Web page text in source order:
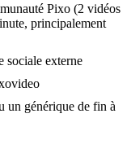
Pixo (2 vidéos
principalement
sociale externe
générique de fin à